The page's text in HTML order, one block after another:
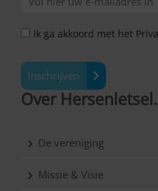
Ik ga akkoord met het
Inschrijven
Over
De vereniging
Missie & Visie